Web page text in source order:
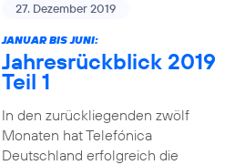
27. Dezember 2019
JANUAR BIS JUNI:
Jahresrückblick 2019
Teil 1
In den zurückliegenden zwölf
Monaten hat Telefónica
Deutschland erfolgreich die